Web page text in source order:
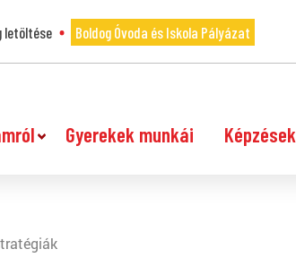
letöltése Boldog Óvoda és Iskola Pályázat
Gyerekek munkái Képzések